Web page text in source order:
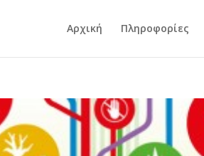
Αρχική Πληροφορίες